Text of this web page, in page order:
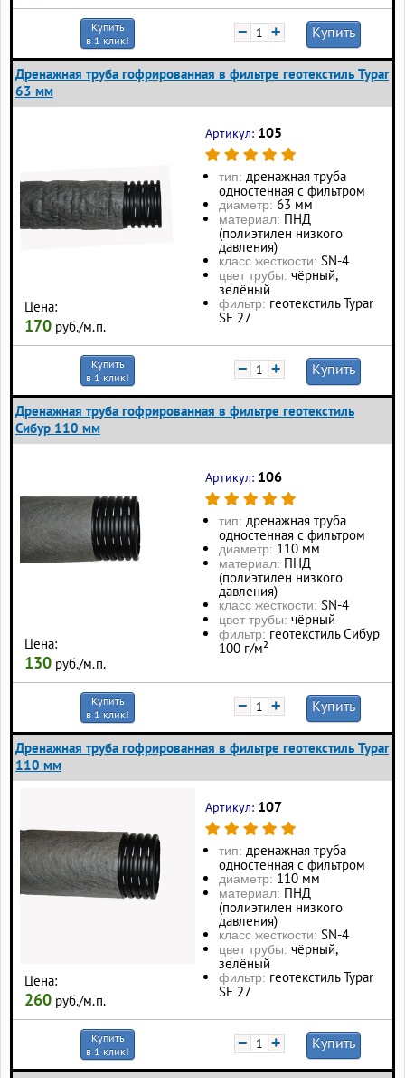
Купить
в 1 клик!
− + Купить
Дренажная труба гофрированная в фильтре геотекстиль Typar
63 мм
Цена:
170 руб./м.п.
Артикул: 105
тип: дренажная труба
одностенная с фильтром
диаметр: 63 мм
материал: ПНД
(полиэтилен низкого
давления)
класс жесткости: SN-4
цвет трубы: чёрный,
зелёный
фильтр: геотекстиль Typar
SF 27
Купить
в 1 клик!
− + Купить
Дренажная труба гофрированная в фильтре геотекстиль
Сибур 110 мм
Цена:
130 руб./м.п.
Артикул: 106
тип: дренажная труба
одностенная с фильтром
диаметр: 110 мм
материал: ПНД
(полиэтилен низкого
давления)
класс жесткости: SN-4
цвет трубы: чёрный
фильтр: геотекстиль Сибур
100 г/м²
Купить
в 1 клик!
− + Купить
Дренажная труба гофрированная в фильтре геотекстиль Typar
110 мм
Цена:
260 руб./м.п.
Артикул: 107
тип: дренажная труба
одностенная с фильтром
диаметр: 110 мм
материал: ПНД
(полиэтилен низкого
давления)
класс жесткости: SN-4
цвет трубы: чёрный,
зелёный
фильтр: геотекстиль Typar
SF 27
Купить
в 1 клик!
− + Купить